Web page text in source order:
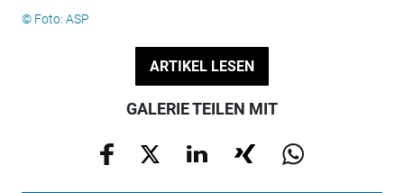
© Foto: ASP
ARTIKEL LESEN
GALERIE TEILEN MIT